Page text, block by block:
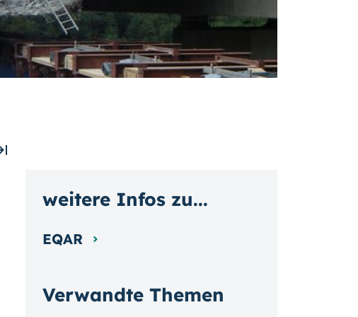
Verwandte Themen
weitere Infos zu...
EQAR